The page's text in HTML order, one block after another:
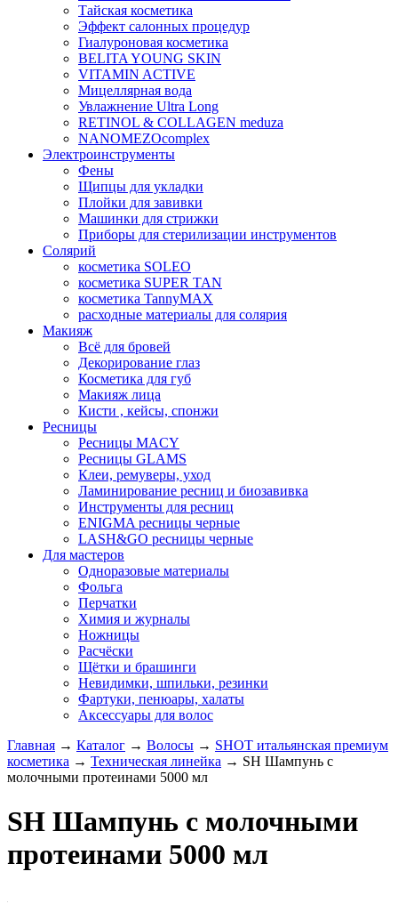
Тайская косметика
Эффект салонных процедур
Гиалуроновая косметика
BELITA YOUNG SKIN
VITAMIN ACTIVE
Мицеллярная вода
Увлажнение Ultra Long
RETINOL & COLLAGEN meduza
NANOMEZOcomplex
Электроинструменты
Фены
Щипцы для укладки
Плойки для завивки
Машинки для стрижки
Приборы для стерилизации инструментов
Солярий
косметика SOLEO
косметика SUPER TAN
косметика TannyMAX
расходные материалы для солярия
Макияж
Всё для бровей
Декорирование глаз
Косметика для губ
Макияж лица
Кисти , кейсы, спонжи
Ресницы
Ресницы MACY
Ресницы GLAMS
Клеи, ремуверы, уход
Ламинирование ресниц и биозавивка
Инструменты для ресниц
ENIGMA ресницы черные
LASH&GO ресницы черные
Для мастеров
Одноразовые материалы
Фольга
Перчатки
Химия и журналы
Ножницы
Расчёски
Щётки и брашинги
Невидимки, шпильки, резинки
Фартуки, пенюары, халаты
Аксессуары для волос
Главная → Каталог → Волосы → SHOT итальянская премиум
косметика → Техническая линейка → SH Шампунь с
молочными протеинами 5000 мл
SH Шампунь с молочными
протеинами 5000 мл